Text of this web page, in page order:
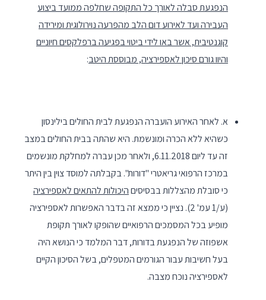
הנפגעת סבלה לאורך כל התקופה שחלפה ממועד ביצוע
העבירה ועד לאירוע דום הלב מהפרעה נוירולוגית ומירידה
קוגנטיבית, אשר באו לידי ביטוי בפגיעה ברפלקסים חיוניים
והיוו גורם סיכון לאספירציה, מבוססת היטב:
א. לאחר האירוע הועברה הנפגעת לבית החולים בילינסון
כשהיא ללא הכרה ומונשמת. היא שהתה בבית החולים במצב
זה עד ליום 6.11.2018, ולאחר מכן עברה למחלקת מונשמים
במרכז הרפואי גריאטרי "דורות". בקבלתה למוסד צוין בין היתר
כי סובלת מהצללות בבסיסיםהיכולות להתאים לאספירציה
(ע/1 עמ' 2). נציין כי ממצא זה בדבר האפשרות לאספירציה
מופיע בכל המסמכים הרפואיים שהופקו לאורך תקופת
אשפוזה של הנפגעת בדורות, דבר המלמד כי הנושא היה
בעל חשיבות עבור הגורמים המטפלים, בשל הסיכון הקיים
לאספירציה נוכח מצבה.